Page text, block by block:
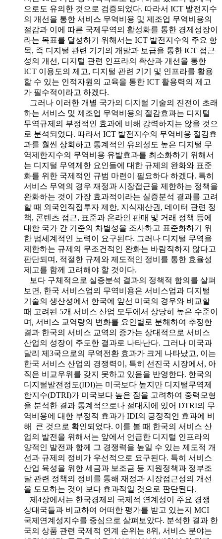
으로도 유의한 것으로 검증되었다. 따라서 ICT 발전지수
의 개선을 통한 서비스 무역비용 및 제조업 무역비용의
절감과 이에 따른 국제무역의 활성화를 통한 경제성장이
라는 목표를 달성하기 위해서는 ICT 발전지수의 주요 항
목, 즉 디지털 관련 기기의 개발과 보급을 통한 ICT 접근
성의 개선, 디지털 관련 인프라의 확산과 개선을 통한
ICT 이용도의 제고, 디지털 관련 기기 및 인프라를 활용
할 수 있는 인적자원의 교육을 통한 ICT 활용력의 제고
가 필수적이라고 하겠다.
그러나 이러한 개별 국가의 디지털 기술의 진전이 초래
하는 서비스 및 제조업 무역비용의 절감효과는 디지털
무역규제의 부정적인 효과에 비해 강력하지는 않을 것으
로 분석되었다. 따라서 ICT 발전지수의 무역비용 절감효
과를 훨씬 상회하고 통계적인 유의성도 높은 디지털 무
역제한지수의 무역비용 유발효과를 최소화하기 위해서
는 디지털 무역제한 요인들에 대한 규제의 완화와 표준
화를 위한 국제적인 규범 마련이 필요하다 하겠다. 특히
서비스 무역의 경우 재정과 시장접근을 제한하는 정책을
완화하는 것이 가장 효과적이라는 실증분석 결과를 고려
할 때 외국인직접투자 제한, 지식재산권, 데이터 관련 정
책, 콘텐츠 접근, 표준과 온라인 판매 및 거래 정책 등에
대한 국가 간 기준의 차별성을 조사하고 표준화하기 위
한 범세계적인 노력이 요구된다. 그러나 디지털 무역을
제한하는 규제의 무조건적인 완화는 바람직하지 않다고
판단되며, 적절한 규제와 제도적인 정비를 통한 효율성
제고를 함께 고려해야 할 것이다.
보다 구체적으로 실증분석 결과의 정책적 함의를 살펴
보면, 한국 서비스업의 무역비용은 서비스업과 디지털
기술의 생산성에서 한국에 앞선 미국의 경우와 비교할
때 고려된 5개 서비스 산업 모두에서 상당히 높은 수준이
며, 서비스 교역량의 변화를 요인별로 분해하여 추정한
결과 한국의 서비스 교역의 증가는 상대적으로 서비스
산업의 성장이 주도한 결과로 나타난다. 그러나 미국과
달리 제3국으로의 무역전환 효과가 크게 나타났고, 이는
한국 서비스 산업의 경쟁력이, 특히 선진국 시장에서, 아
직은 비교우위를 갖지 못하고 있음을 반영한다. 한국의
디지털발전정도(IDI)는 미국보다 높지만 디지털무역제
한지수(DTRI)가 미국보다 높은 점을 고려하여 중력모형
을 분석한 결과 통계적으로나 절대치에 있어 DTRI의 무
역비용에 대한 부정적 효과가 IDI의 긍정적인 효과에 비
해 큰 것으로 확인되었다. 이를 볼 때 한국의 서비스 산
업의 발전을 위해서는 앞에서 언급한 디지털 인프라의
양적인 발전과 함께 그 경쟁력을 높일 수 있는 제도적 개
선과 규제의 정비가 우선적으로 요구된다. 특히 서비스
산업 육성을 위한 세금과 보조금 등 지원정책과 정부조
달 관련 정책의 정비를 통해 재정과 시장접근성의 개선
을 도모하는 것이 보다 효과적일 것으로 판단된다.
제4장에서는 한국경제의 국제적 연계성이 주요 경쟁
상대국들과 비교하여 어떠한 평가를 받고 있는지 MCI
국제연계성지수를 중심으로 살펴보았다. 분석한 결과 한
국의 상품 관련 국제적 연계 순위는 8위, 서비스 분야는